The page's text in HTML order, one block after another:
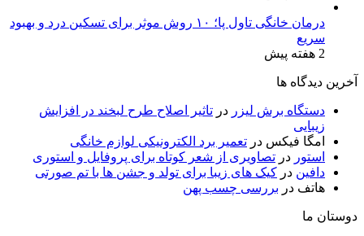
درمان خانگی تاول پا؛ ۱۰ روش موثر برای تسکین درد و بهبود
سریع
2 هفته پیش
آخرین دیدگاه ها
دستگاه برش لیزر در تاثیر اصلاح طرح لبخند در افزایش
زیبایی
امگا فیکس در تعمیر برد الکترونیکی لوازم خانگی
استور در تصاویری از شعر کوتاه برای پروفایل و استوری
دافین در کیک های زیبا برای تولد و جشن ها با تم صورتی
هاتف در بررسی چسب پهن
دوستان ما